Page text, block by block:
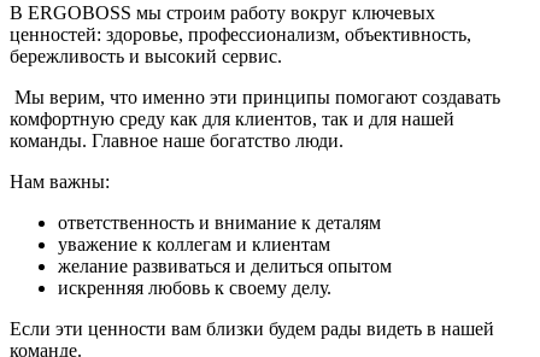
В ERGOBOSS мы строим работу вокруг ключевых
ценностей: здоровье, профессионализм, объективность,
бережливость и высокий сервис.
Мы верим, что именно эти принципы помогают создавать
комфортную среду как для клиентов, так и для нашей
команды. Главное наше богатство люди.
Нам важны:
ответственность и внимание к деталям
уважение к коллегам и клиентам
желание развиваться и делиться опытом
искренняя любовь к своему делу.
Если эти ценности вам близки будем рады видеть в нашей
команде.